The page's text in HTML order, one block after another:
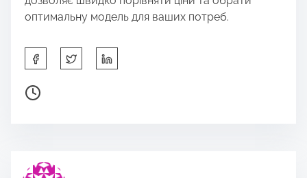
оптимальну модель для ваших потреб.
h
a
P
o
e